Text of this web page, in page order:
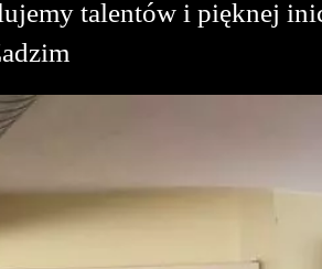
talentów i pięknej